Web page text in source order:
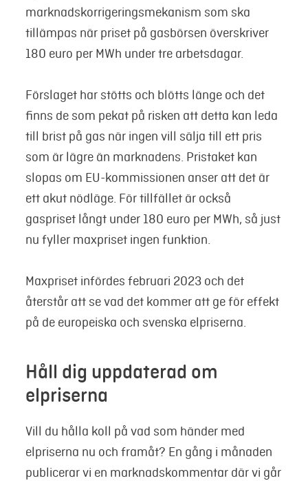
marknadskorrigeringsmekanism som ska
tillämpas när priset på gasbörsen överskriver
180 euro per MWh under tre arbetsdagar.
Förslaget har stötts och blötts länge och det
finns de som pekat på risken att detta kan leda
till brist på gas när ingen vill sälja till ett pris
som är lägre än marknadens. Pristaket kan
slopas om EU-kommissionen anser att det är
ett akut nödläge. För tillfället är också
gaspriset långt under 180 euro per MWh, så just
nu fyller maxpriset ingen funktion.
Maxpriset infördes februari 2023 och det
återstår att se vad det kommer att ge för effekt
på de europeiska och svenska elpriserna.
Håll dig uppdaterad om
elpriserna
Vill du hålla koll på vad som händer med
elpriserna nu och framåt? En gång i månaden
publicerar vi en marknadskommentar där vi går